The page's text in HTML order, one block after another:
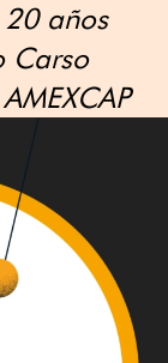
años
Carso